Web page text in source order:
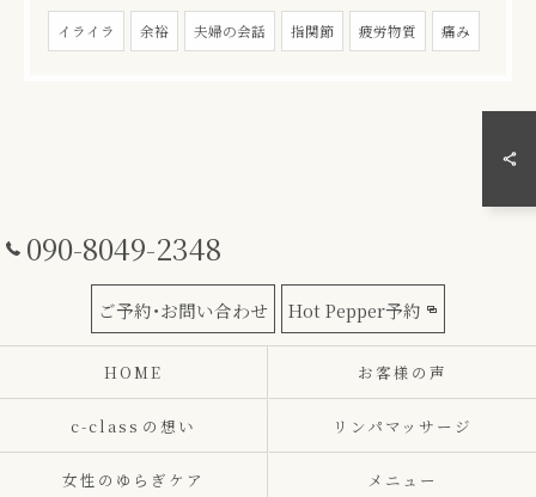
イライラ 余裕 夫婦の会話 指関節 疲労物質 痛み
090-8049-2348
ご予約･お問い合わせ Hot Pepper予約
HOME お客様の声
c-class⁨の想い リンパマッサージ
女性のゆらぎケア メニュー